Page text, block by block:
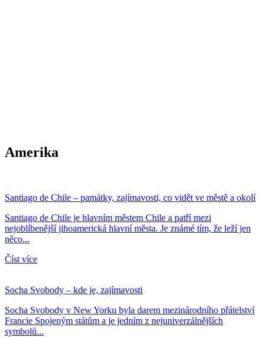
Amerika
Santiago de Chile – památky, zajímavosti, co vidět ve městě a okolí
Santiago de Chile je hlavním městem Chile a patří mezi
nejoblíbenější jihoamerická hlavní města. Je známé tím, že leží jen
něco...
Číst více
Socha Svobody – kde je, zajímavosti
Socha Svobody v New Yorku byla darem mezinárodního přátelství
Francie Spojeným státům a je jedním z nejuniverzálnějších
symbolů...